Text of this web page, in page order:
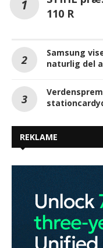
110 R
Samsung
naturlig del
REKLAME